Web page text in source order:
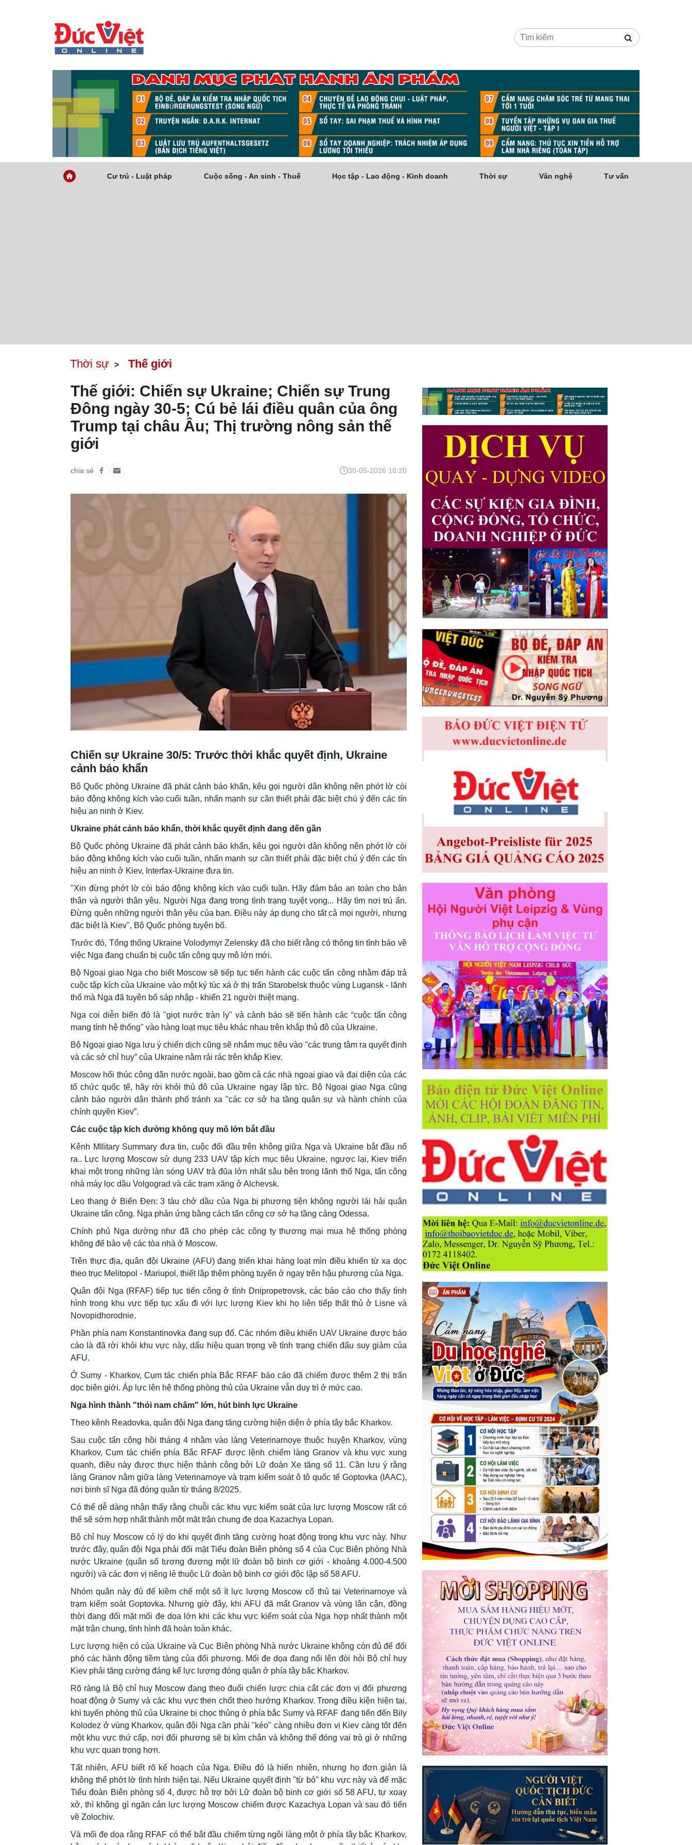
Cư trú - Luật pháp Cuộc sống - An sinh - Thuế Học tập - Lao động - Kinh doanh Thời sự Văn nghệ Tư vấn
Thời sự Thế giới
Thế giới: Chiến sự Ukraine; Chiến sự Trung
Đông ngày 30-5; Cú bẻ lái điều quân của ông
Trump tại châu Âu; Thị trường nông sản thế
giới
chia sẻ 30-05-2026 18:20
Chiến sự Ukraine 30/5: Trước thời khắc quyết định, Ukraine
cảnh báo khẩn
Bộ Quốc phòng Ukraine đã phát cảnh báo khẩn, kêu gọi người dân không nên phớt lờ còi
báo động không kích vào cuối tuần, nhấn mạnh sự cần thiết phải đặc biệt chú ý đến các tín
hiệu an ninh ở Kiev.
Ukraine phát cảnh báo khẩn, thời khắc quyết định đang đến gần
Bộ Quốc phòng Ukraine đã phát cảnh báo khẩn, kêu gọi người dân không nên phớt lờ còi
báo động không kích vào cuối tuần, nhấn mạnh sự cần thiết phải đặc biệt chú ý đến các tín
hiệu an ninh ở Kiev, Interfax-Ukraine đưa tin.
"Xin đừng phớt lờ còi báo động không kích vào cuối tuần. Hãy đảm bảo an toàn cho bản
thân và người thân yêu. Người Nga đang trong tình trạng tuyệt vọng... Hãy tìm nơi trú ẩn.
Đừng quên những người thân yêu của bạn. Điều này áp dụng cho tất cả mọi người, nhưng
đặc biệt là Kiev", Bộ Quốc phòng tuyên bố.
Trước đó, Tổng thống Ukraine Volodymyr Zelensky đã cho biết rằng có thông tin tình báo về
việc Nga đang chuẩn bị cuộc tấn công quy mô lớn mới.
Bộ Ngoại giao Nga cho biết Moscow sẽ tiếp tục tiến hành các cuộc tấn công nhằm đáp trả
cuộc tập kích của Ukraine vào một ký túc xá ở thị trấn Starobelsk thuộc vùng Lugansk - lãnh
thổ mà Nga đã tuyên bố sáp nhập - khiến 21 người thiệt mạng.
Nga coi diễn biến đó là "giọt nước tràn ly" và cảnh báo sẽ tiến hành các “cuộc tấn công
mang tính hệ thống" vào hàng loạt mục tiêu khác nhau trên khắp thủ đô của Ukraine.
Bộ Ngoại giao Nga lưu ý chiến dịch cũng sẽ nhắm mục tiêu vào "các trung tâm ra quyết định
và các sở chỉ huy” của Ukraine nằm rải rác trên khắp Kiev.
Moscow hối thúc công dân nước ngoài, bao gồm cả các nhà ngoại giao và đại diện của các
tổ chức quốc tế, hãy rời khỏi thủ đô của Ukraine ngay lập tức. Bộ Ngoại giao Nga cũng
cảnh báo người dân thành phố tránh xa "các cơ sở hạ tầng quân sự và hành chính của
chính quyền Kiev”.
Các cuộc tập kích đường không quy mô lớn bắt đầu
Kênh MIlitary Summary đưa tin, cuộc đối đầu trên không giữa Nga và Ukraine bắt đầu nổ
ra.. Lực lượng Moscow sử dụng 233 UAV tập kích mục tiêu Ukraine, ngược lại, Kiev triển
khai một trong những làn sóng UAV trả đũa lớn nhất sâu bên trong lãnh thổ Nga, tấn công
nhà máy lọc dầu Volgograd và các trạm xăng ở Alchevsk.
Leo thang ở Biển Đen: 3 tàu chở dầu của Nga bị phương tiện không người lái hải quân
Ukraine tấn công. Nga phản ứng bằng cách tấn công cơ sở hạ tầng cảng Odessa.
Chính phủ Nga dường như đã cho phép các công ty thương mại mua hệ thống phòng
không để bảo vệ các tòa nhà ở Moscow.
Trên thực địa, quân đội Ukraine (AFU) đang triển khai hàng loạt mìn điều khiển từ xa dọc
theo trục Melitopol - Mariupol, thiết lập thêm phòng tuyến ở ngay trên hậu phương của Nga.
Quân đội Nga (RFAF) tiếp tục tiến công ở tỉnh Dnipropetrovsk, các báo cáo cho thấy tình
hình trong khu vực tiếp tục xấu đi với lực lượng Kiev khi họ liên tiếp thất thủ ở Lisne và
Novopidhorodnie.
Phần phía nam Konstantinovka đang sụp đổ. Các nhóm điều khiển UAV Ukraine được báo
cáo là đã rời khỏi khu vực này, dấu hiệu quan trọng về tình trạng chiến đấu suy giảm của
AFU.
Ở Sumy - Kharkov, Cụm tác chiến phía Bắc RFAF báo cáo đã chiếm được thêm 2 thị trấn
dọc biên giới. Áp lực lên hệ thống phòng thủ của Ukraine vẫn duy trì ở mức cao.
Nga hình thành "thỏi nam châm" lớn, hút binh lực Ukraine
Theo kênh Readovka, quân đội Nga đang tăng cường hiện diện ở phía tây bắc Kharkov.
Sau cuộc tấn công hồi tháng 4 nhằm vào làng Veterinarnoye thuộc huyện Kharkov, vùng
Kharkov, Cụm tác chiến phía Bắc RFAF được lệnh chiếm làng Granov và khu vực xung
quanh, điều này được thực hiện thành công bởi Lữ đoàn Xe tăng số 11. Cần lưu ý rằng
làng Granov nằm giữa làng Veterinarnoye và trạm kiểm soát ô tô quốc tế Goptovka (IAAC),
nơi binh sĩ Nga đã đóng quân từ tháng 8/2025.
Có thể dễ dàng nhận thấy rằng chuỗi các khu vực kiểm soát của lực lượng Moscow rất có
thể sẽ sớm hợp nhất thành một mặt trận chung đe dọa Kazachya Lopan.
Bộ chỉ huy Moscow có lý do khi quyết định tăng cường hoạt động trong khu vực này. Như
trước đây, quân đội Nga phải đối mặt Tiểu đoàn Biên phòng số 4 của Cục Biên phòng Nhà
nước Ukraine (quân số tương đương một lữ đoàn bộ binh cơ giới - khoảng 4.000-4.500
người) và các đơn vị riêng lẻ thuộc Lữ đoàn bộ binh cơ giới độc lập số 58 AFU.
Nhóm quân này đủ để kiềm chế một số ít lực lượng Moscow cố thủ tại Veterinarnoye và
trạm kiểm soát Goptovka. Nhưng giờ đây, khi AFU đã mất Granov và vùng lân cận, đồng
thời đang đối mặt mối đe dọa lớn khi các khu vực kiểm soát của Nga hợp nhất thành một
mặt trận chung, tình hình đã hoàn toàn khác.
Lực lượng hiện có của Ukraine và Cục Biên phòng Nhà nước Ukraine không còn đủ để đối
phó các hành động tiềm tàng của đối phương. Mối đe dọa đang nổi lên đòi hỏi Bộ chỉ huy
Kiev phải tăng cường đáng kể lực lượng đóng quân ở phía tây bắc Kharkov.
Rõ ràng là Bộ chỉ huy Moscow đang theo đuổi chiến lược chia cắt các đơn vị đối phương
hoạt động ở Sumy và các khu vực then chốt theo hướng Kharkov. Trong điều kiện hiện tại,
khi tuyến phòng thủ của Ukraine bị chọc thủng ở phía bắc Sumy và RFAF đang tiến đến Bily
Kolodez ở vùng Kharkov, quân đội Nga cần phải "kéo" càng nhiều đơn vị Kiev càng tốt đến
một khu vực thứ cấp, nơi đối phương sẽ bị kìm chân và không thể đóng vai trò gì ở những
khu vực quan trọng hơn.
Tất nhiên, AFU biết rõ kế hoạch của Nga. Điều đó là hiển nhiên, nhưng họ đơn giản là
không thể phớt lờ tình hình hiện tại. Nếu Ukraine quyết định "từ bỏ" khu vực này và để mặc
Tiểu đoàn Biên phòng số 4, được hỗ trợ bởi Lữ đoàn bộ binh cơ giới số 58 AFU, tự xoay
xở, thì không gì ngăn cản lực lượng Moscow chiếm được Kazachya Lopan và sau đó tiến
về Zolochiv.
Và mối đe dọa rằng RFAF có thể bắt đầu chiếm từng ngôi làng một ở phía tây bắc Kharkov,